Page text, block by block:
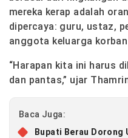
mereka kerap adalah
dipercaya: guru, ustaz,
anggota keluarga
“Harapan kita ini harus
dan pantas,” ujar
Baca Juga:
Bupati Berau Dorong